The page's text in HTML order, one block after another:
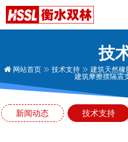
技
网站首页 技术支持
建筑天然橡
建筑摩擦摆隔震
新闻动态 技术支持